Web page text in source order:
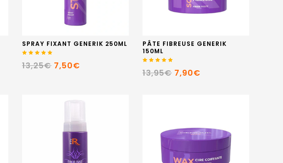
SPRAY FIXANT GENERIK 250ML
13,25€ 7,50€
PÂTE FIBREUSE GENERIK
150ML
13,95€ 7,90€